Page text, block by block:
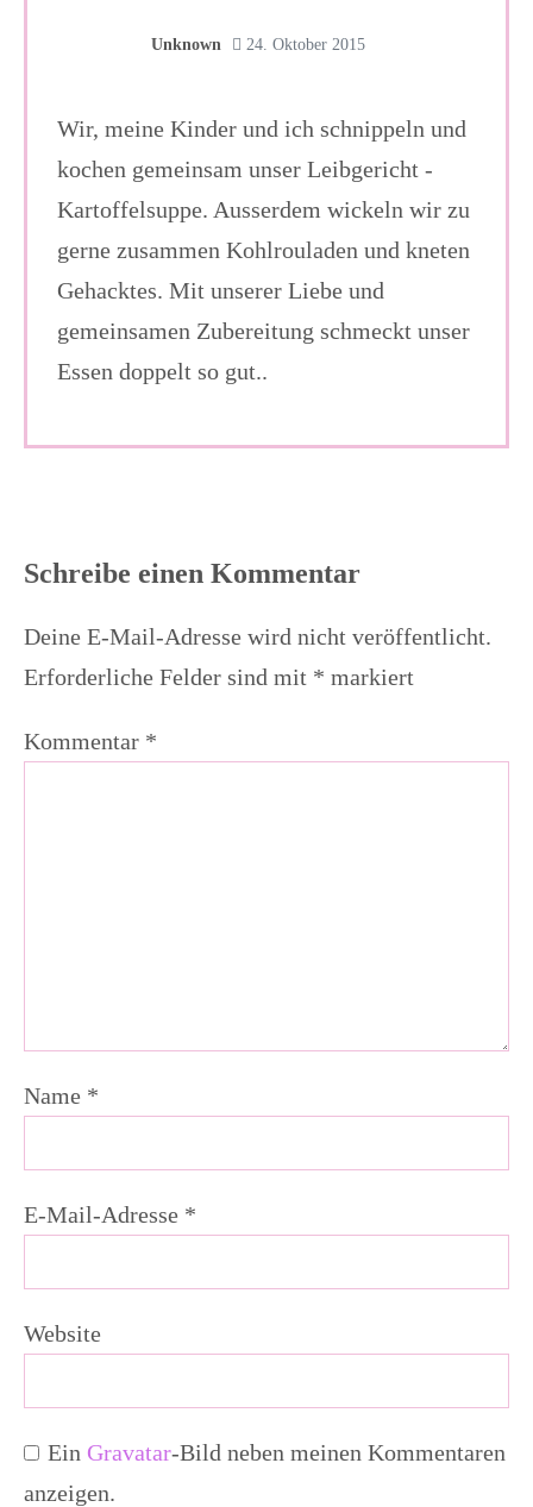
Unknown 24. Oktober 2015
Wir, meine Kinder und ich schnippeln und
kochen gemeinsam unser Leibgericht -
Kartoffelsuppe. Ausserdem wickeln wir zu
gerne zusammen Kohlrouladen und kneten
Gehacktes. Mit unserer Liebe und
gemeinsamen Zubereitung schmeckt unser
Essen doppelt so gut..
Schreibe einen Kommentar
Deine E-Mail-Adresse wird nicht veröffentlicht.
Erforderliche Felder sind mit * markiert
Kommentar *
Name *
E-Mail-Adresse *
Website
Ein Gravatar-Bild neben meinen Kommentaren
anzeigen.